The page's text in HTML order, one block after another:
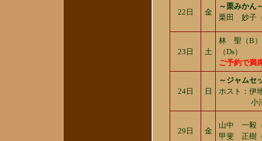
22日 金
～栗みかん
栗田 妙子
23日 土
林 聖（B
（Ds）
ご予約で満
24日 日
～ジャムセ
ホスト：
小沼
29日 金
山中 一毅
甲斐 正樹